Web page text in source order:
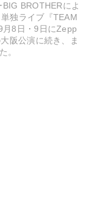
BROTHERによ
独ライブ『TEAM
8日・9日にZepp
阪公演に続き、ま
。